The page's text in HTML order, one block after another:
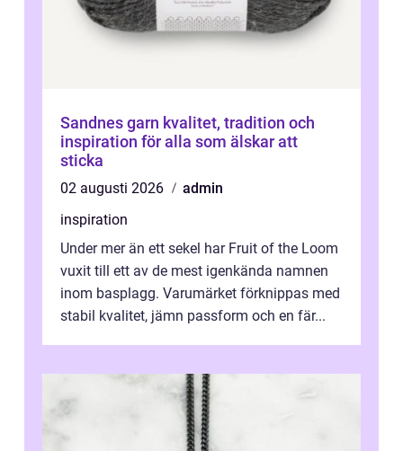
Sandnes garn kvalitet, tradition och
inspiration för alla som älskar att
sticka
02 augusti 2026
admin
inspiration
Under mer än ett sekel har Fruit of the Loom
vuxit till ett av de mest igenkända namnen
inom basplagg. Varumärket förknippas med
stabil kvalitet, jämn passform och en fär...